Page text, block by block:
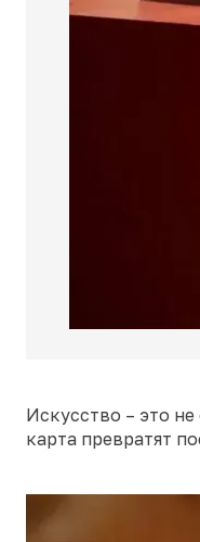
Искусство – это
карта превратят